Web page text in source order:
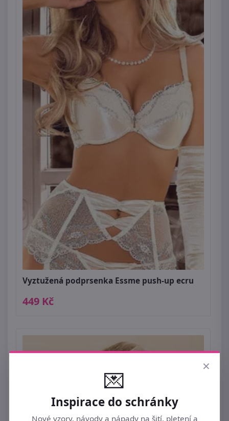
Vyztužená podprsenka Essme push-up ecru
449 Kč
×
💌
Inspirace do schránky
Nové vzory, návody a nápady na šití, pletení a